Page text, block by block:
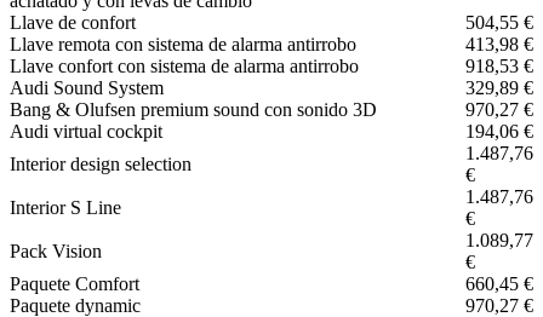
Llave de confort
504,55 €
Llave remota con sistema de alarma antirrobo
413,98 €
Llave confort con sistema de alarma antirrobo
918,53 €
Audi Sound System
329,89 €
Bang & Olufsen premium sound con sonido 3D
970,27 €
Audi virtual cockpit
194,06 €
Interior design selection
1.487,76
€
Interior S Line
1.487,76
€
Pack Vision
1.089,77
€
Paquete Comfort
660,45 €
Paquete dynamic
970,27 €